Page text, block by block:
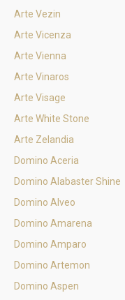
Arte Vezin
Arte Vicenza
Arte Vienna
Arte Vinaros
Arte Visage
Arte White Stone
Arte Zelandia
Domino Aceria
Domino Alabaster Shine
Domino Alveo
Domino Amarena
Domino Amparo
Domino Artemon
Domino Aspen